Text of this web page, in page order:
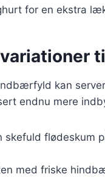
for en ekstra
kan
endnu mere
skefuld flødeskum
med friske